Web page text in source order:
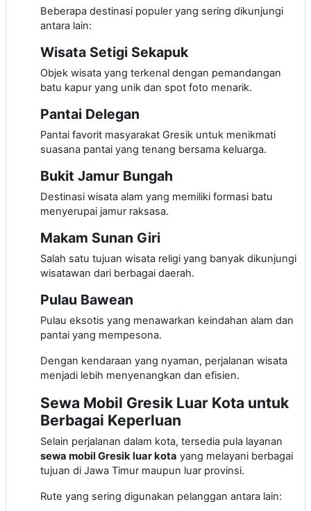
Beberapa destinasi populer yang sering dikunjungi
antara lain:
Wisata Setigi Sekapuk
Objek wisata yang terkenal dengan pemandangan
batu kapur yang unik dan spot foto menarik.
Pantai Delegan
Pantai favorit masyarakat Gresik untuk menikmati
suasana pantai yang tenang bersama keluarga.
Bukit Jamur Bungah
Destinasi wisata alam yang memiliki formasi batu
menyerupai jamur raksasa.
Makam Sunan Giri
Salah satu tujuan wisata religi yang banyak dikunjungi
wisatawan dari berbagai daerah.
Pulau Bawean
Pulau eksotis yang menawarkan keindahan alam dan
pantai yang mempesona.
Dengan kendaraan yang nyaman, perjalanan wisata
menjadi lebih menyenangkan dan efisien.
Sewa Mobil Gresik Luar Kota untuk
Berbagai Keperluan
Selain perjalanan dalam kota, tersedia pula layanan
sewa mobil Gresik luar kota yang melayani berbagai
tujuan di Jawa Timur maupun luar provinsi.
Rute yang sering digunakan pelanggan antara lain: